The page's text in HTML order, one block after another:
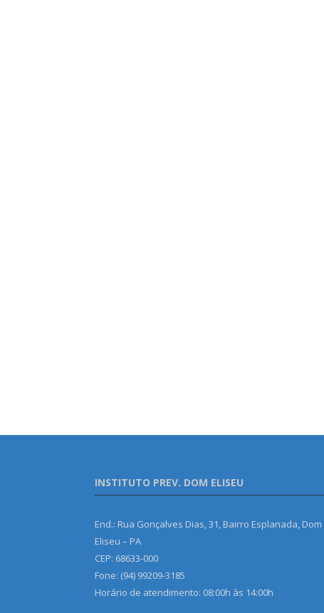
INSTITUTO PREV. DOM ELISEU
End.: Rua Gonçalves Dias, 31, Bairro Esplanada, Dom
Eliseu – PA
CEP: 68633-000
Fone: (94) 99209-3185
Horário de atendimento: 08:00h às 14:00h